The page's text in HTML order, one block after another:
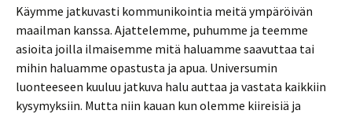
Käymme jatkuvasti kommunikointia meitä ympäröivän
maailman kanssa. Ajattelemme, puhumme ja teemme
asioita joilla ilmaisemme mitä haluamme saavuttaa tai
mihin haluamme opastusta ja apua. Universumin
luonteeseen kuuluu jatkuva halu auttaa ja vastata kaikkiin
kysymyksiin. Mutta niin kauan kun olemme kiireisiä ja